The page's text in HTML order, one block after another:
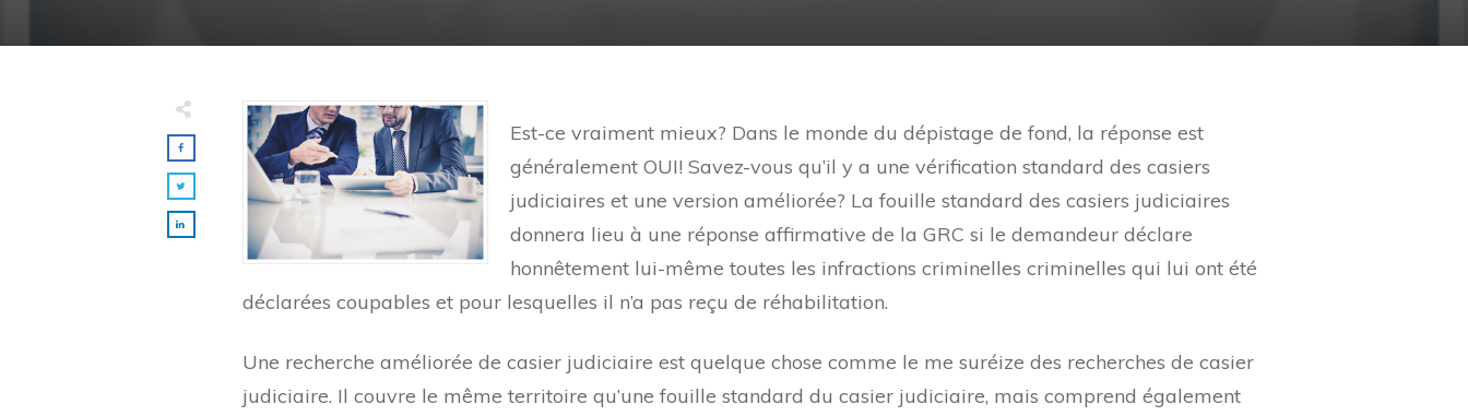
Est-ce vraiment mieux? Dans le monde du dépistage de fond, la réponse est
généralement OUI! Savez-vous qu’il y a une vérification standard des casiers
judiciaires et une version améliorée? La fouille standard des casiers judiciaires
donnera lieu à une réponse affirmative de la GRC si le demandeur déclare
honnêtement lui-même toutes les infractions criminelles criminelles qui lui ont été
déclarées coupables et pour lesquelles il n’a pas reçu de réhabilitation.
Une recherche améliorée de casier judiciaire est quelque chose comme le me suréize des recherches de casier
judiciaire. Il couvre le même territoire qu’une fouille standard du casier judiciaire, mais comprend également